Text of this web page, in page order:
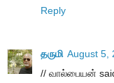
Reply
தருமி August 5,
// வால்பையன்